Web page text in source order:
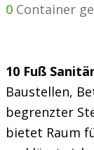
0 Container
10 Fuß
Baustellen,
begrenzter
bietet Raum